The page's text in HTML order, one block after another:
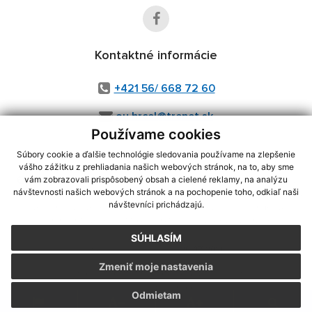
Používame cookies
Súbory cookie a ďalšie technológie sledovania používame na zlepšenie
vášho zážitku z prehliadania našich webových stránok, na to, aby sme
vám zobrazovali prispôsobený obsah a cielené reklamy, na analýzu
návštevnosti našich webových stránok a na pochopenie toho, odkiaľ naši
návštevníci prichádzajú.
SÚHLASÍM
Odmietam
Zmeniť moje nastavenia
Kontaktné informácie
+421 56/ 668 72 60
ou.hrcel@trenet.sk
využite možnosť získavania aktuálnych informácií s využitím RSS
CMS systém (redakčný) systém ECHELON 2,Mapa stránok,web portál
webex.digital, s.r.o.,domény,registrácia domény
Posledná aktualizácia:29.07.2026
Vytlačiť stránku|Vyhlásenie o prístupnosti